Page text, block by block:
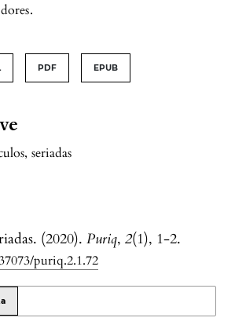
, seriadas
(2020). Puriq, 2(1), 1-2.
puriq.2.1.72
PDF EPUB